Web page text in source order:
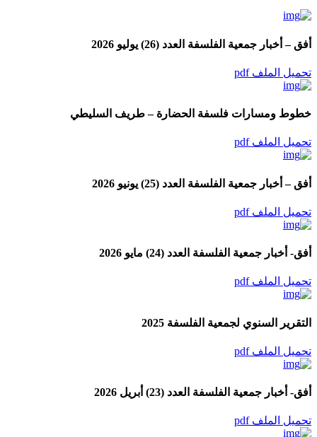
أفق – أخبار جمعية الفلسفة العدد (26) يوليو 2026
تحميل الملف pdf
خطوط ومسارات فلسفة الحضارة – طريف السليطي
تحميل الملف pdf
أفق – أخبار جمعية الفلسفة العدد (25) يونيو 2026
تحميل الملف pdf
أفق- أخبار جمعية الفلسفة العدد (24) مايو 2026
تحميل الملف pdf
التقرير السنوي لجمعية الفلسفة 2025
تحميل الملف pdf
أفق- أخبار جمعية الفلسفة العدد (23) أبريل 2026
تحميل الملف pdf